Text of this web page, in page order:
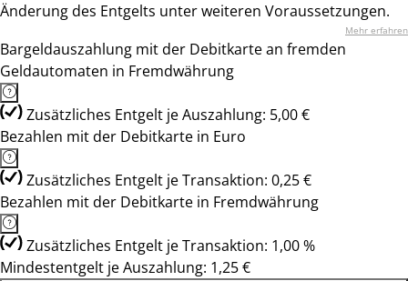
Änderung des Entgelts unter weiteren Voraussetzungen.
Mehr erfahren
Bargeldauszahlung mit der Debitkarte an fremden
Geldautomaten in Fremdwährung
Zusätzliches Entgelt je Auszahlung: 5,00 €
Bezahlen mit der Debitkarte in Euro
Zusätzliches Entgelt je Transaktion: 0,25 €
Bezahlen mit der Debitkarte in Fremdwährung
Zusätzliches Entgelt je Transaktion: 1,00 %
Mindestentgelt je Auszahlung: 1,25 €